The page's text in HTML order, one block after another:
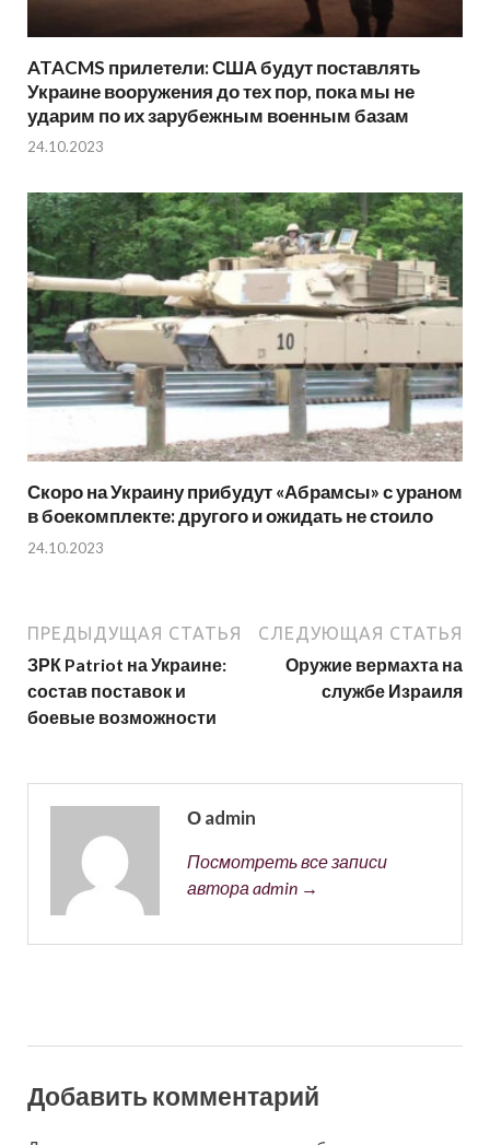
ATACMS прилетели: США будут поставлять
Украине вооружения до тех пор, пока мы не
ударим по их зарубежным военным базам
24.10.2023
Скоро на Украину прибудут «Абрамсы» с ураном
в боекомплекте: другого и ожидать не стоило
24.10.2023
ПРЕДЫДУЩАЯ СТАТЬЯ
ЗРК Patriot на Украине:
состав поставок и
боевые возможности
СЛЕДУЮЩАЯ СТАТЬЯ
Оружие вермахта на
службе Израиля
О admin
Посмотреть все записи
автора admin →
Добавить комментарий